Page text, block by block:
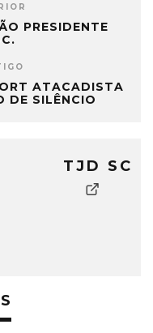
PRESIDENTE
ATACADISTA
DE SILÊNCIO
TJD SC